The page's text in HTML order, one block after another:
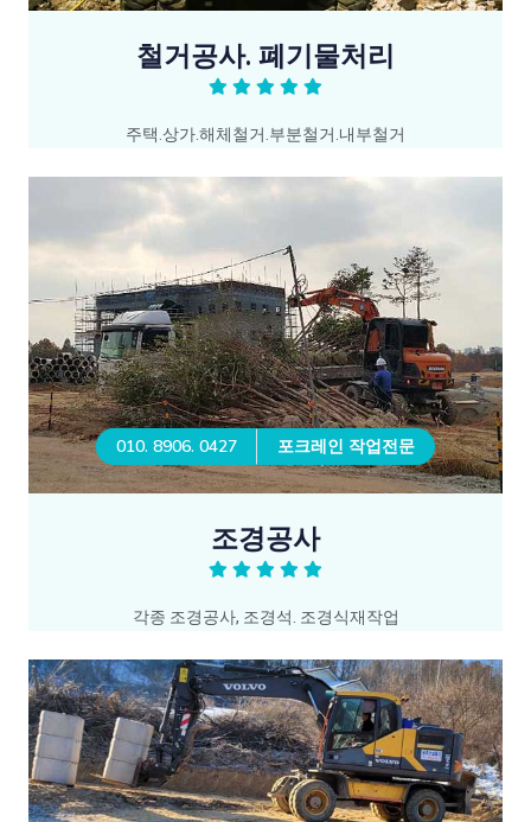
철거공사. 폐기물처리
주택.상가.해체철거.부분철거.내부철거
010. 8906. 0427 포크레인 작업전문
조경공사
각종 조경공사, 조경석. 조경식재작업